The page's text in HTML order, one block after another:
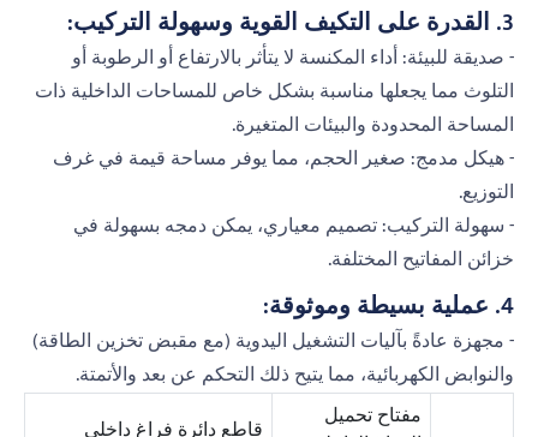
3. القدرة على التكيف القوية وسهولة التركيب:
- صديقة للبيئة: أداء المكنسة لا يتأثر بالارتفاع أو الرطوبة أو
التلوث مما يجعلها مناسبة بشكل خاص للمساحات الداخلية ذات
المساحة المحدودة والبيئات المتغيرة.
- هيكل مدمج: صغير الحجم، مما يوفر مساحة قيمة في غرف
التوزيع.
- سهولة التركيب: تصميم معياري، يمكن دمجه بسهولة في
خزائن المفاتيح المختلفة.
4. عملية بسيطة وموثوقة:
- مجهزة عادةً بآليات التشغيل اليدوية (مع مقبض تخزين الطاقة)
والنوابض الكهربائية، مما يتيح ذلك التحكم عن بعد والأتمتة.
مفتاح تحميل
قاطع دائرة فراغ داخلي